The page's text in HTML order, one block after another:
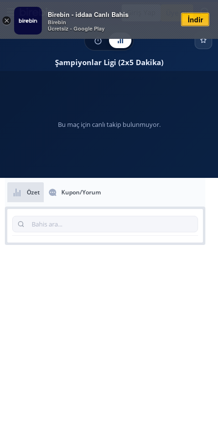
×
Birebin - iddaa Canlı Bahis
Birebin
Ücretsiz - Google Play
İndir
Giriş Yap Üye Ol
Şampiyonlar Ligi (2x5 Dakika)
Bu maç için canlı takip bulunmuyor.
Özet Kupon/Yorum